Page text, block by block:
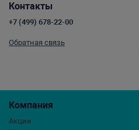
Компания
Акции
Контакты
+7 (499) 678-22-00
Обратная связь